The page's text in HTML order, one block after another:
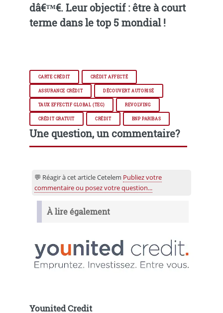
dâ€™€. Leur objectif : être à court
terme dans le top 5 mondial !
CARTE CRÉDIT CRÉDIT AFFECTÉ
ASSURANCE CRÉDIT DÉCOUVERT AUTORISÉ
TAUX EFFECTIF GLOBAL (TEG) REVOLVING
CRÉDIT GRATUIT CRÉDIT BNP PARIBAS
Une question, un commentaire?
💬 Réagir à cet article Cetelem Publiez votre
commentaire ou posez votre question...
À lire également
Younited Credit